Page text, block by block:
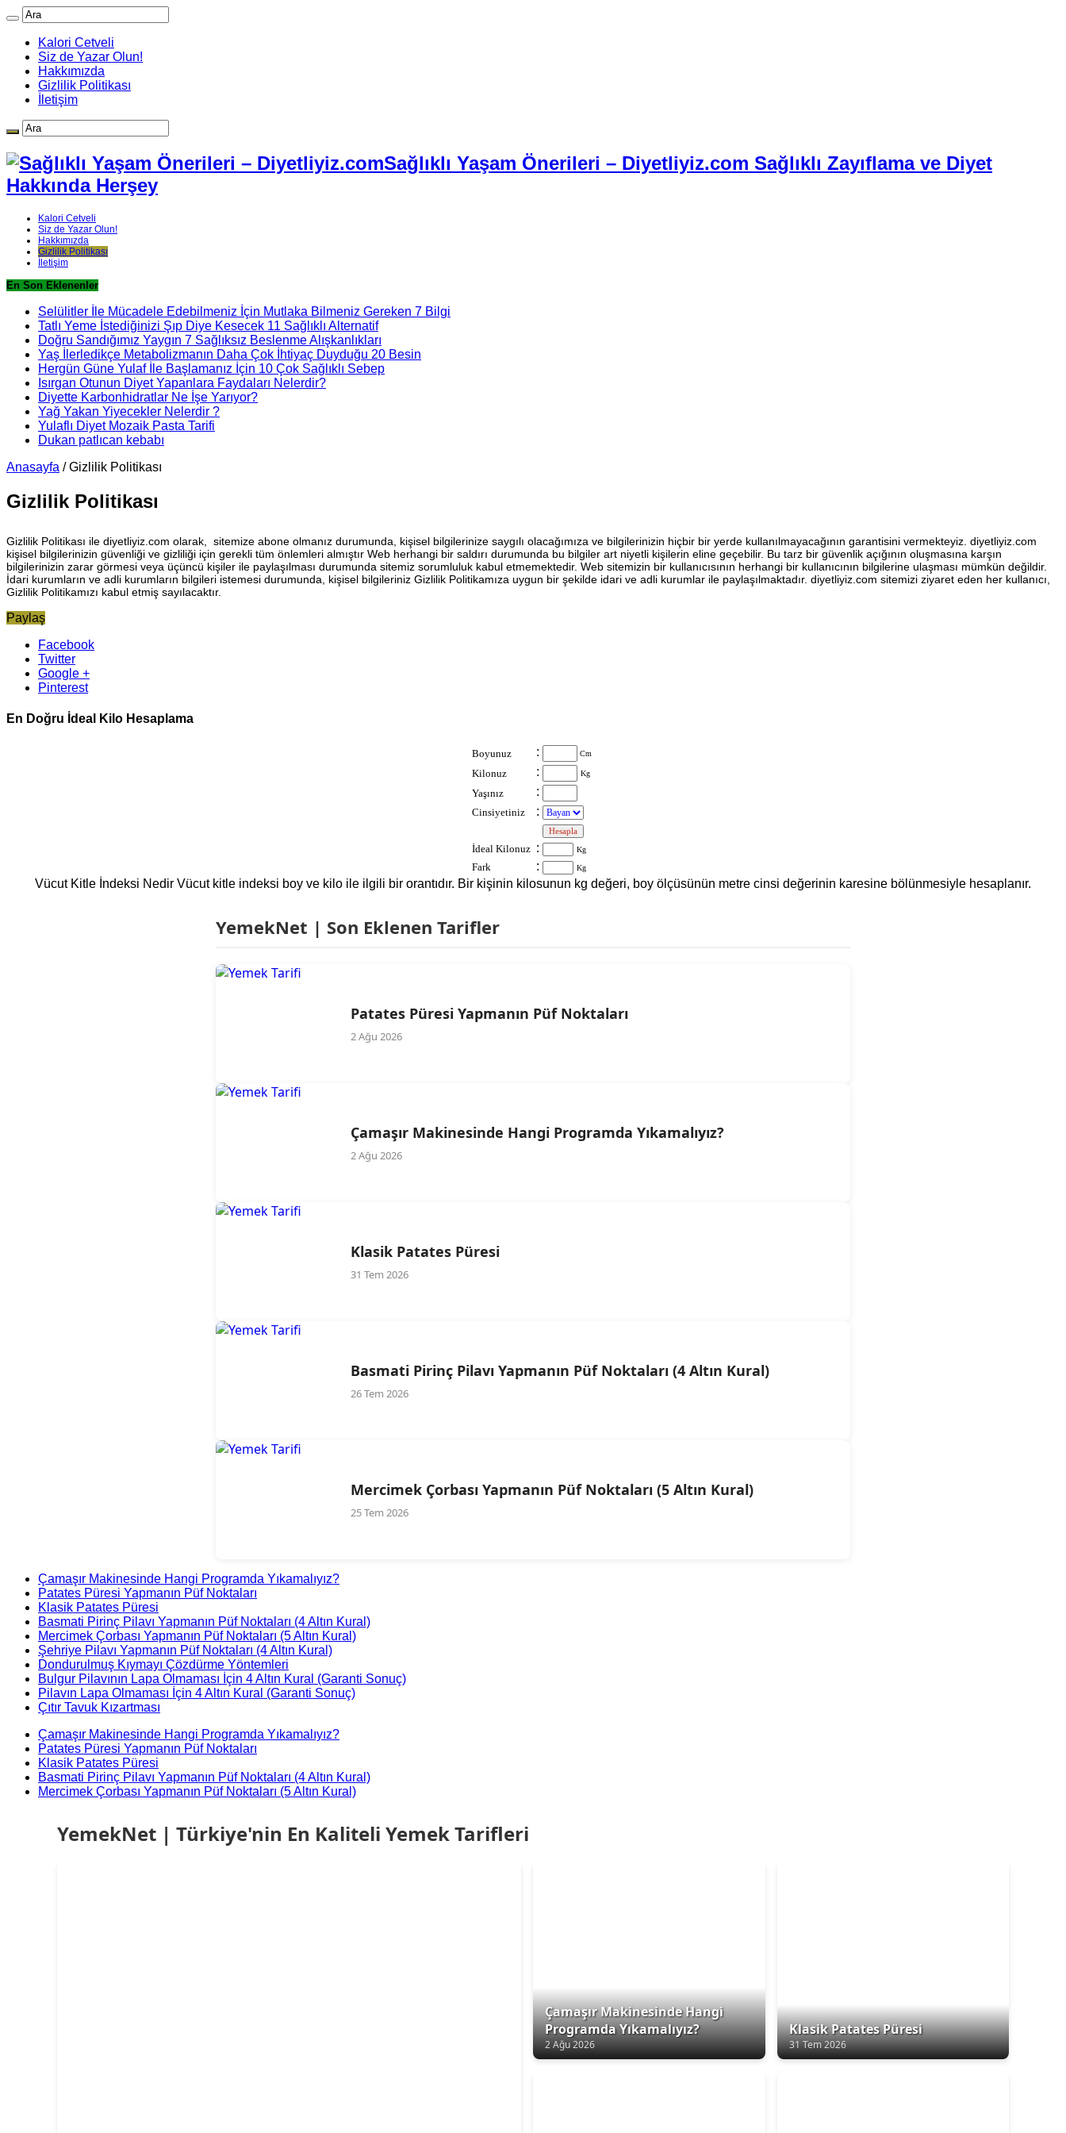
Kalori Cetveli
Siz de Yazar Olun!
Hakkımızda
Gizlilik Politikası
İletişim
Sağlıklı Yaşam Önerileri – Diyetliyiz.com Sağlıklı Zayıflama ve Diyet
Hakkında Herşey
Kalori Cetveli
Siz de Yazar Olun!
Hakkımızda
Gizlilik Politikası
İletişim
En Son Eklenenler
Selülitler İle Mücadele Edebilmeniz İçin Mutlaka Bilmeniz Gereken 7 Bilgi
Tatlı Yeme İstediğinizi Şıp Diye Kesecek 11 Sağlıklı Alternatif
Doğru Sandığımız Yaygın 7 Sağlıksız Beslenme Alışkanlıkları
Yaş İlerledikçe Metabolizmanın Daha Çok İhtiyaç Duyduğu 20 Besin
Hergün Güne Yulaf İle Başlamanız İçin 10 Çok Sağlıklı Sebep
Isırgan Otunun Diyet Yapanlara Faydaları Nelerdir?
Diyette Karbonhidratlar Ne İşe Yarıyor?
Yağ Yakan Yiyecekler Nelerdir ?
Yulaflı Diyet Mozaik Pasta Tarifi
Dukan patlıcan kebabı
Anasayfa / Gizlilik Politikası
Gizlilik Politikası
Gizlilik Politikası ile diyetliyiz.com olarak, sitemize abone olmanız durumunda, kişisel bilgilerinize saygılı olacağımıza ve bilgilerinizin hiçbir bir yerde kullanılmayacağının garantisini vermekteyiz. diyetliyiz.com
kişisel bilgilerinizin güvenliği ve gizliliği için gerekli tüm önlemleri almıştır Web herhangi bir saldırı durumunda bu bilgiler art niyetli kişilerin eline geçebilir. Bu tarz bir güvenlik açığının oluşmasına karşın
bilgilerinizin zarar görmesi veya üçüncü kişiler ile paylaşılması durumunda sitemiz sorumluluk kabul etmemektedir. Web sitemizin bir kullanıcısının herhangi bir kullanıcının bilgilerine ulaşması mümkün değildir.
İdari kurumların ve adli kurumların bilgileri istemesi durumunda, kişisel bilgileriniz Gizlilik Politikamıza uygun bir şekilde idari ve adli kurumlar ile paylaşılmaktadır. diyetliyiz.com sitemizi ziyaret eden her kullanıcı,
Gizlilik Politikamızı kabul etmiş sayılacaktır.
Paylaş
Facebook
Twitter
Google +
Pinterest
En Doğru İdeal Kilo Hesaplama
Boyunuz : Cm
Kilonuz : Kg
Yaşınız :
Cinsiyetiniz
:
İdeal Kilonuz : Kg
Fark : Kg
Vücut Kitle İndeksi Nedir Vücut kitle indeksi boy ve kilo ile ilgili bir orantıdır. Bir kişinin kilosunun kg değeri, boy ölçüsünün metre cinsi değerinin karesine bölünmesiyle hesaplanır.
YemekNet | Son Eklenen Tarifler
Patates Püresi Yapmanın Püf Noktaları
2 Ağu 2026
Çamaşır Makinesinde Hangi Programda Yıkamalıyız?
2 Ağu 2026
Klasik Patates Püresi
31 Tem 2026
Basmati Pirinç Pilavı Yapmanın Püf Noktaları (4 Altın Kural)
26 Tem 2026
Mercimek Çorbası Yapmanın Püf Noktaları (5 Altın Kural)
25 Tem 2026
Çamaşır Makinesinde Hangi Programda Yıkamalıyız?
Patates Püresi Yapmanın Püf Noktaları
Klasik Patates Püresi
Basmati Pirinç Pilavı Yapmanın Püf Noktaları (4 Altın Kural)
Mercimek Çorbası Yapmanın Püf Noktaları (5 Altın Kural)
Şehriye Pilavı Yapmanın Püf Noktaları (4 Altın Kural)
Dondurulmuş Kıymayı Çözdürme Yöntemleri
Bulgur Pilavının Lapa Olmaması İçin 4 Altın Kural (Garanti Sonuç)
Pilavın Lapa Olmaması İçin 4 Altın Kural (Garanti Sonuç)
Çıtır Tavuk Kızartması
Çamaşır Makinesinde Hangi Programda Yıkamalıyız?
Patates Püresi Yapmanın Püf Noktaları
Klasik Patates Püresi
Basmati Pirinç Pilavı Yapmanın Püf Noktaları (4 Altın Kural)
Mercimek Çorbası Yapmanın Püf Noktaları (5 Altın Kural)
YemekNet | Türkiye'nin En Kaliteli Yemek Tarifleri
Çamaşır Makinesinde Hangi
Programda Yıkamalıyız?
2 Ağu 2026
Klasik Patates Püresi
31 Tem 2026